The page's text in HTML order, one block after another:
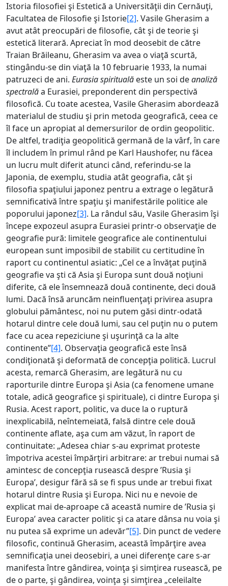
Istoria filosofiei şi Estetică a Universităţii din Cernăuţi,
Facultatea de Filosofie şi Istorie[2]. Vasile Gherasim a
avut atât preocupări de filosofie, cât şi de teorie şi
estetică literară. Apreciat în mod deosebit de către
Traian Brăileanu, Gherasim va avea o viaţă scurtă,
stingându-se din viaţă la 10 februarie 1933, la numai
patruzeci de ani. Eurasia spirituală este un soi deanaliză
spectralăa Eurasiei, preponderent din perspectivă
filosofică. Cu toate acestea, Vasile Gherasim abordează
materialul de studiu şi prin metoda geografică, ceea ce
îl face un apropiat al demersurilor de ordin geopolitic.
De altfel, tradiţia geopolitică germană de la vârf, în care
îl includem în primul rând pe Karl Haushofer, nu făcea
un lucru mult diferit atunci când, referindu-se la
Japonia, de exemplu, studia atât geografia, cât şi
filosofia spaţiului japonez pentru a extrage o legătură
semnificativă între spaţiu şi manifestările politice ale
poporului japonez[3]. La rândul său, Vasile Gherasim îşi
începe expozeul asupra Eurasiei printr-o observaţie de
geografie pură: limitele geografice ale continentului
european sunt imposibil de stabilit cu certitudine în
raport cu continentul asiatic: „Cel ce a învăţat puţină
geografie va şti că Asia şi Europa sunt două noţiuni
diferite, că ele însemnează două continente, deci două
lumi. Dacă însă aruncăm neinfluenţaţi privirea asupra
globului pământesc, noi nu putem găsi dintr-odată
hotarul dintre cele două lumi, sau cel puţin nu o putem
face cu acea repeziciune şi uşurinţă ca la alte
continente”[4]. Observaţia geografică este însă
condiţionată şi deformată de concepţia politică. Lucrul
acesta, remarcă Gherasim, are legătură nu cu
raporturile dintre Europa şi Asia (ca fenomene umane
totale, adică geografice şi spirituale), ci dintre Europa şi
Rusia. Acest raport, politic, va duce la o ruptură
inexplicabilă, neîntemeiată, falsă dintre cele două
continente aflate, aşa cum am văzut, în raport de
continuitate: „Adesea chiar s-au exprimat proteste
împotriva acestei împărţiri arbitrare: ar trebui numai să
amintesc de concepţia rusească despre ’Rusia şi
Europa’, desigur fără să se fi spus unde ar trebui fixat
hotarul dintre Rusia şi Europa. Nici nu e nevoie de
explicat mai de-aproape că această numire de ’Rusia şi
Europa’ avea caracter politic şi ca atare dânsa nu voia şi
nu putea să exprime un adevăr”[5]. Din punct de vedere
filosofic, continuă Gherasim, această împărţire avea
semnificaţia unei deosebiri, a unei diferenţe care s-ar
manifesta între gândirea, voinţa şi simţirea rusească, pe
de o parte, şi gândirea, voinţa şi simţirea „celeilalte